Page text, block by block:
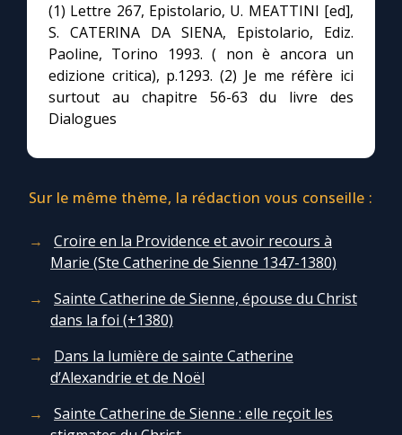
(1) Lettre 267, Epistolario, U. MEATTINI [ed],
S. CATERINA DA SIENA, Epistolario, Ediz.
Paoline, Torino 1993. ( non è ancora un
edizione critica), p.1293. (2) Je me réfère ici
surtout au chapitre 56-63 du livre des
Dialogues
Sur le même thème, la rédaction vous conseille :
Croire en la Providence et avoir recours à
Marie (Ste Catherine de Sienne 1347-1380)
Sainte Catherine de Sienne, épouse du Christ
dans la foi (+1380)
Dans la lumière de sainte Catherine
d’Alexandrie et de Noël
Sainte Catherine de Sienne : elle reçoit les